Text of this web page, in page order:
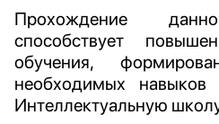
Прохождение
способствует
обучения,
необходимых
Интеллектуальную